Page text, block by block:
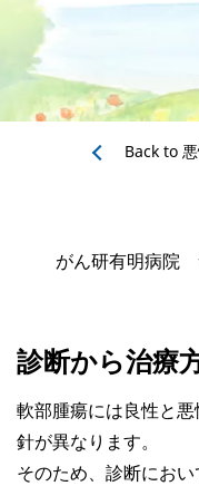
Back to
がん研有明病院
診断から治療
軟部腫瘍には良性と
針が異なります。
そのため、診断におい